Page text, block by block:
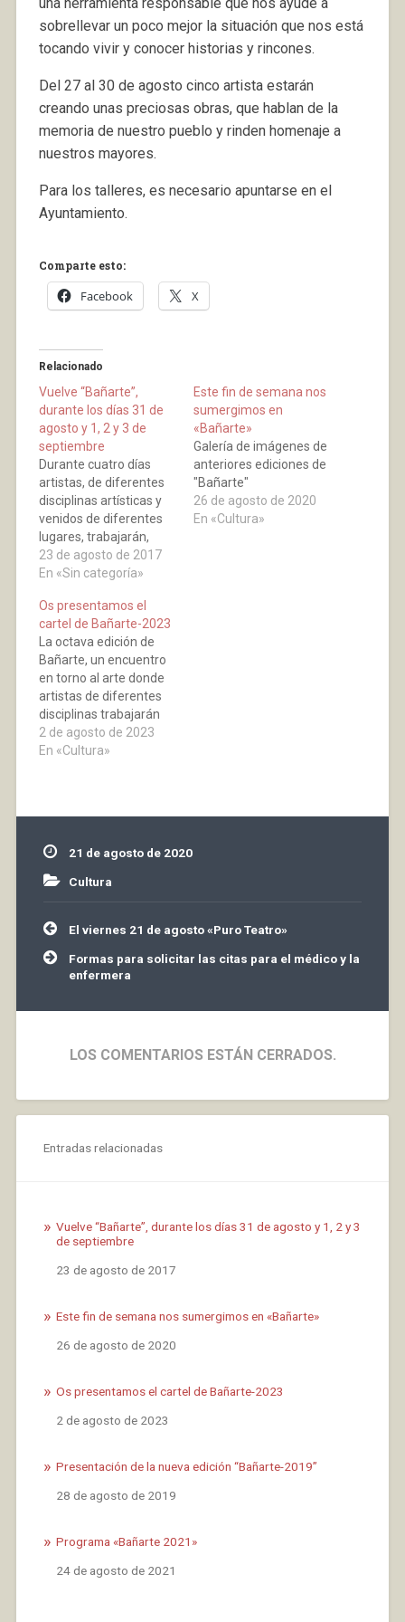
sobrellevar un poco mejor la situación que nos está
tocando vivir y conocer historias y rincones.
Del 27 al 30 de agosto cinco artista estarán
creando unas preciosas obras, que hablan de la
memoria de nuestro pueblo y rinden homenaje a
nuestros mayores.
Para los talleres, es necesario apuntarse en el
Ayuntamiento.
Comparte esto:
Facebook X
Relacionado
Vuelve “Bañarte”,
durante los días 31 de
agosto y 1, 2 y 3 de
septiembre
Durante cuatro días
artistas, de diferentes
disciplinas artísticas y
venidos de diferentes
lugares, trabajarán,
convivirán y explicarán
en persona a los
de sus trabajos. Carlos
Villoslada, que es el
coordinador de este
Bañarte, explica lo que
se intenta llevar a cabo
con esta iniciativa
“Apostamos por crear…
23 de agosto de 2017
En «Sin categoría»
Este fin de semana nos
sumergimos en
«Bañarte»
Galería de imágenes de
anteriores ediciones de
"Bañarte"
26 de agosto de 2020
En «Cultura»
Os presentamos el
cartel de Bañarte-2023
La octava edición de
Bañarte, un encuentro
en torno al arte donde
artistas de diferentes
disciplinas trabajarán
juntos entre los días 24,
25, 26 y 27 de agosto
Organizado desde el
Ayuntamiento…
2 de agosto de 2023
En «Cultura»
21 de agosto de 2020
Cultura
Navegación
de
entradas
El viernes 21 de agosto «Puro Teatro»
Formas para solicitar las citas para el médico y la
enfermera
LOS COMENTARIOS ESTÁN CERRADOS.
Entradas relacionadas
Vuelve “Bañarte”, durante los días 31 de agosto y 1, 2 y 3
de septiembre
Fecha
23 de agosto de 2017
Este fin de semana nos sumergimos en «Bañarte»
Fecha
26 de agosto de 2020
Os presentamos el cartel de Bañarte-2023
Fecha
2 de agosto de 2023
Presentación de la nueva edición “Bañarte-2019”
Fecha
28 de agosto de 2019
Programa «Bañarte 2021»
Fecha
24 de agosto de 2021